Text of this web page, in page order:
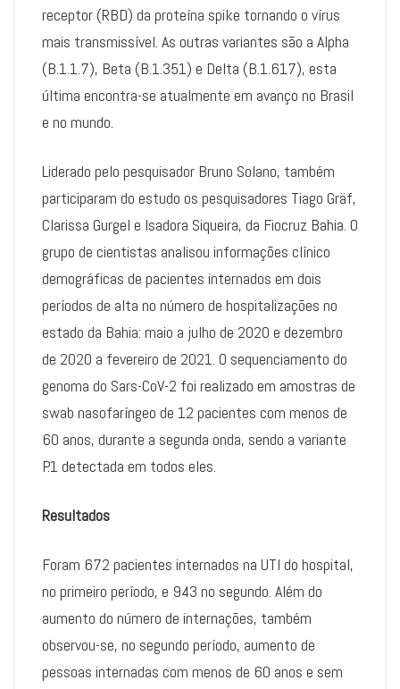
receptor (RBD) da proteína spike tornando o vírus
mais transmissível. As outras variantes são a Alpha
(B.1.1.7), Beta (B.1.351) e Delta (B.1.617), esta
última encontra-se atualmente em avanço no Brasil
e no mundo.
Liderado pelo pesquisador Bruno Solano, também
participaram do estudo os pesquisadores Tiago Gräf,
Clarissa Gurgel e Isadora Siqueira, da Fiocruz Bahia. O
grupo de cientistas analisou informações clínico
demográficas de pacientes internados em dois
períodos de alta no número de hospitalizações no
estado da Bahia: maio a julho de 2020 e dezembro
de 2020 a fevereiro de 2021. O sequenciamento do
genoma do Sars-CoV-2 foi realizado em amostras de
swab nasofaríngeo de 12 pacientes com menos de
60 anos, durante a segunda onda, sendo a variante
P.1 detectada em todos eles.
Resultados
Foram 672 pacientes internados na UTI do hospital,
no primeiro período, e 943 no segundo. Além do
aumento do número de internações, também
observou-se, no segundo período, aumento de
pessoas internadas com menos de 60 anos e sem